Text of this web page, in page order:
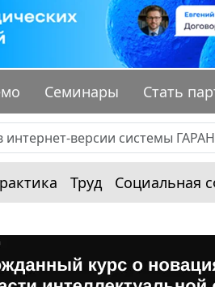
Семинары Стать
Труд Социальная